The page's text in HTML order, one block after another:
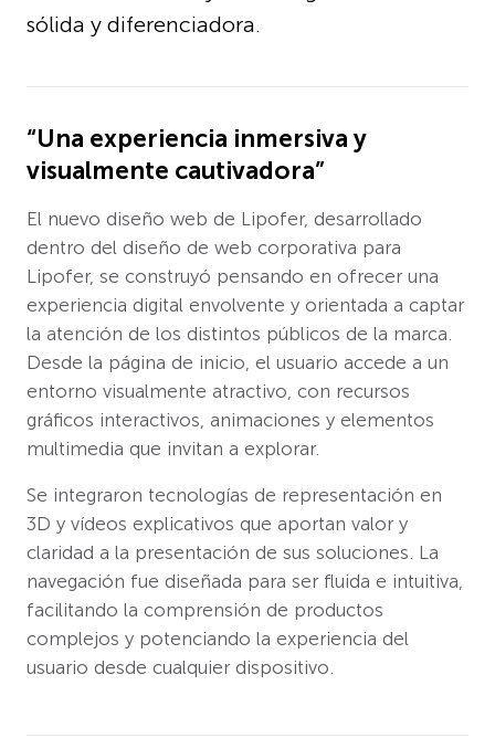
sólida y diferenciadora.
“Una experiencia inmersiva y
visualmente cautivadora”
El nuevo diseño web de Lipofer, desarrollado
dentro del diseño de web corporativa para
Lipofer, se construyó pensando en ofrecer una
experiencia digital envolvente y orientada a captar
la atención de los distintos públicos de la marca.
Desde la página de inicio, el usuario accede a un
entorno visualmente atractivo, con recursos
gráficos interactivos, animaciones y elementos
multimedia que invitan a explorar.
Se integraron tecnologías de representación en
3D y vídeos explicativos que aportan valor y
claridad a la presentación de sus soluciones. La
navegación fue diseñada para ser fluida e intuitiva,
facilitando la comprensión de productos
complejos y potenciando la experiencia del
usuario desde cualquier dispositivo.